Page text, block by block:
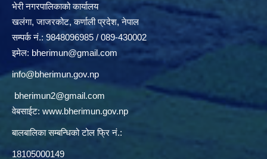
भेरी नगरपालिकाको कार्यालय
खलंगा, जाजरकोट, कर्णाली प्रदेश, नेपाल
सम्पर्क नं.: 9848096985 / 089-430002
इमेल: bherimun@gmail.com
info@bherimun.gov.np
bherimun2@gmail.com
वेबसाईट: www.bherimun.gov.np
बालबालिका सम्बन्धिको टोल फ्रि नं.:
18105000149